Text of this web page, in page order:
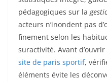
pédagogiques sur la
acteurs n’inondent pas
finement selon les
suractivité. Avant
site de paris sportif,
éléments évite les